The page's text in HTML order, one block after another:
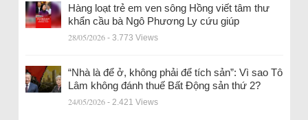
Hàng loạt trẻ em ven sông Hồng viết tâm thư
khẩn cầu bà Ngô Phương Ly cứu giúp
28/05/2026 - 3.773 Views
“Nhà là để ở, không phải để tích sản”: Vì sao Tô
Lâm không đánh thuế Bất Động sản thứ 2?
24/05/2026 - 2.421 Views